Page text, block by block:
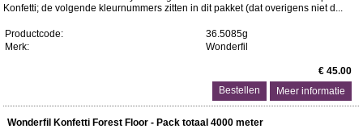
Konfetti; de volgende kleurnummers zitten in dit pakket (dat overigens niet d...
Productcode:
36.5085g
Merk:
Wonderfil
€ 45.00
Meer informatie
Wonderfil Konfetti Forest Floor - Pack totaal 4000 meter